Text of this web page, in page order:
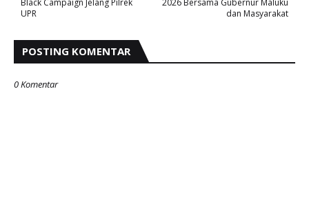
2026 Bersama Gubernur Maluku
dan Masyarakat
Black Campaign Jelang Pilrek
UPR
POSTING KOMENTAR
0 Komentar